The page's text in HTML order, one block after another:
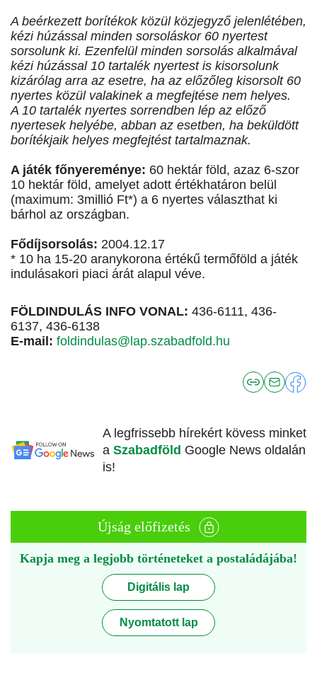
A beérkezett borítékok közül közjegyző jelenlétében,
kézi húzással minden sorsoláskor 60 nyertest
sorsolunk ki. Ezenfelül minden sorsolás alkalmával
kézi húzással 10 tartalék nyertest is kisorsolunk
kizárólag arra az esetre, ha az előzőleg kisorsolt 60
nyertes közül valakinek a megfejtése nem helyes.
A 10 tartalék nyertes sorrendben lép az előző
nyertesek helyébe, abban az esetben, ha beküldött
borítékjaik helyes megfejtést tartalmaznak.
A játék főnyereménye: 60 hektár föld, azaz 6-szor
10 hektár föld, amelyet adott értékhatáron belül
(maximum: 3millió Ft*) a 6 nyertes választhat ki
bárhol az országban.
Fődíjsorsolás: 2004.12.17
* 10 ha 15-20 aranykorona értékű termőföld a játék
indulásakori piaci árát alapul véve.
FÖLDINDULÁS INFO VONAL: 436-6111, 436-
6137, 436-6138
E-mail: foldindulas@lap.szabadfold.hu
A legfrissebb hírekért kövess minket
a Szabadföld Google News oldalán
is!
Újság előfizetés
Kapja meg a legjobb történeteket a postaládájába!
Digitális lap
Nyomtatott lap